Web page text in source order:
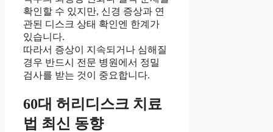
확인할 수 있지만, 신경 증상과 연
관된 디스크 상태 확인엔 한계가
있습니다.
따라서 증상이 지속되거나 심해질
경우 반드시 전문 병원에서 정밀
검사를 받는 것이 중요합니다.
60대 허리디스크 치료
법 최신 동향